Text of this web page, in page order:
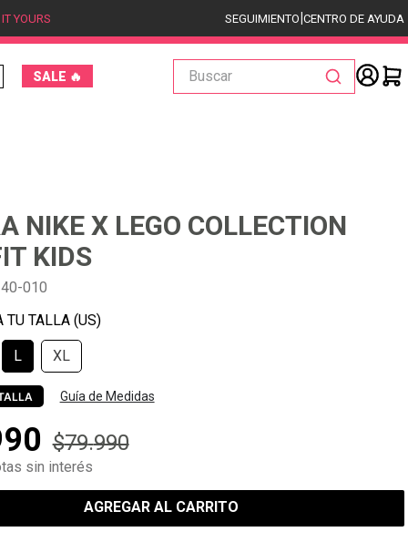
YOURS SEGUIMIENTO|CENTRO DE AYUDA
SALE 🔥
Buscar
NIKE X LEGO COLLECTION
KIDS
010
L XL
Guía de Medidas
$79.990
sin interés
AGREGAR AL CARRITO